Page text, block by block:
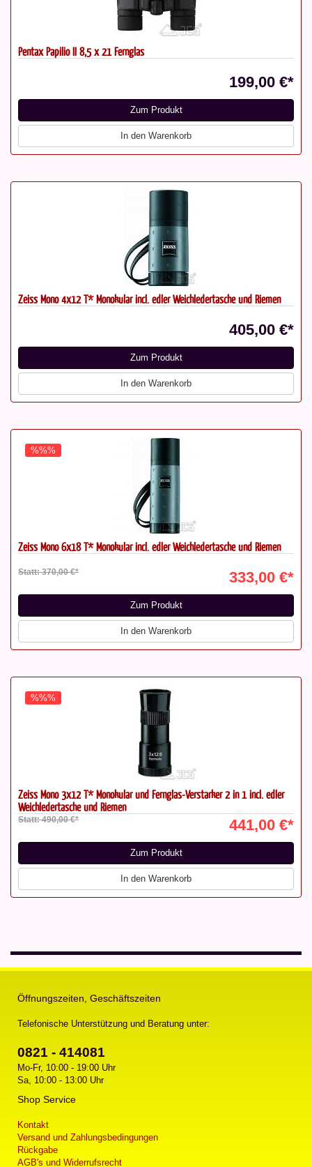
Pentax Papilio II 8,5 x 21 Fernglas
199,00 €*
Zum Produkt
In den Warenkorb
Zeiss Mono 4x12 T* Monokular incl. edler Weichledertasche und Riemen
405,00 €*
Zum Produkt
In den Warenkorb
%%%
Zeiss Mono 6x18 T* Monokular incl. edler Weichledertasche und Riemen
Statt: 370,00 €* 333,00 €*
Zum Produkt
In den Warenkorb
%%%
Zeiss Mono 3x12 T* Monokular und Fernglas-Verstärker 2 in 1 incl. edler
Weichledertasche und Riemen
Statt: 490,00 €* 441,00 €*
Zum Produkt
In den Warenkorb
Öffnungszeiten, Geschäftszeiten
Telefonische Unterstützung und Beratung unter:
0821 - 414081
Mo-Fr, 10:00 - 19:00 Uhr
Sa, 10:00 - 13:00 Uhr
Shop Service
Kontakt
Versand und Zahlungsbedingungen
Rückgabe
AGB's und Widerrufsrecht